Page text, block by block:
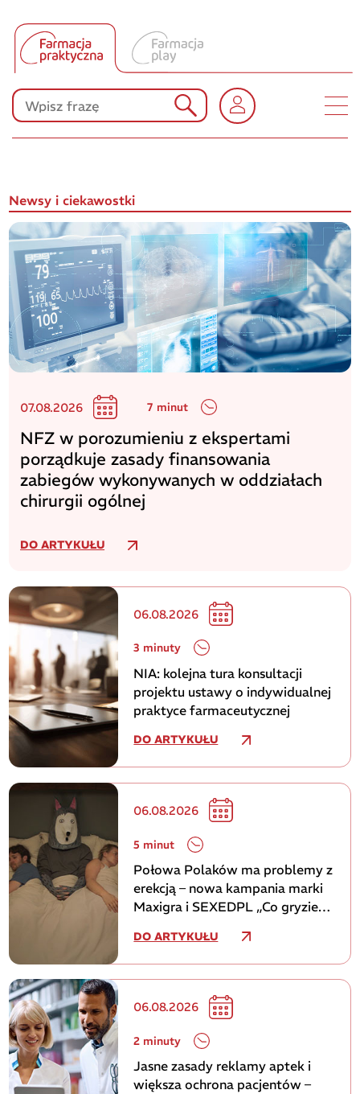
Produkty Polpharmy
KONKURSY
Newsy i ciekawostki
07.08.2026 7 minut
NFZ w porozumieniu z ekspertami
porządkuje zasady finansowania
zabiegów wykonywanych w oddziałach
chirurgii ogólnej
DO ARTYKUŁU
06.08.2026
3 minuty
NIA: kolejna tura konsultacji
projektu ustawy o indywidualnej
praktyce farmaceutycznej
DO ARTYKUŁU
06.08.2026
5 minut
Połowa Polaków ma problemy z
erekcją – nowa kampania marki
Maxigra i SEXEDPL „Co gryzie
DO ARTYKUŁU
06.08.2026
2 minuty
Jasne zasady reklamy aptek i
większa ochrona pacjentów –